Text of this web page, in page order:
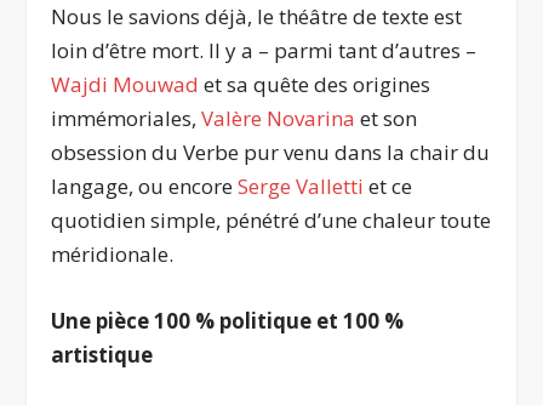
Nous le savions déjà, le théâtre de texte est
loin d’être mort. Il y a – parmi tant d’autres –
Wajdi Mouwad et sa quête des origines
immémoriales,Valère Novarina et son
obsession du Verbe pur venu dans la chair du
langage, ou encoreSerge Valletti et ce
quotidien simple, pénétré d’une chaleur toute
méridionale.
Une pièce 100 % politique et 100 %
artistique